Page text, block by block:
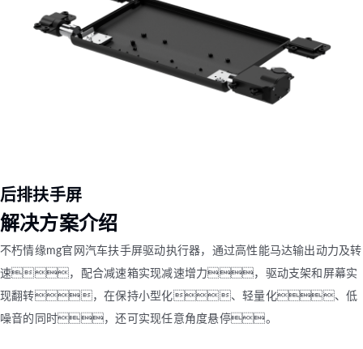
后排扶手屏
解决方案介绍
不朽情缘mg官网汽车扶手屏驱动执行器，通过高性能马达输出动力及转
速，配合减速箱实现减速增力，驱动支架和屏幕实
现翻转，在保持小型化、轻量化、低
噪音的同时，还可实现任意角度悬停。